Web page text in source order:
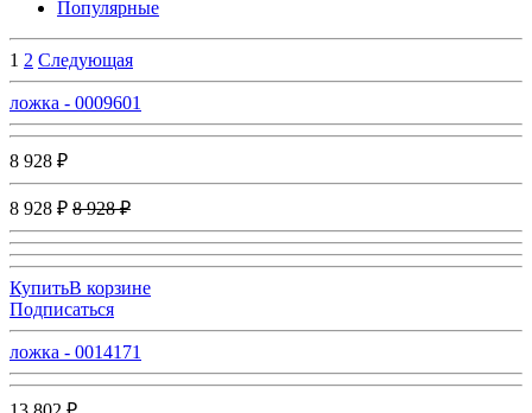
Популярные
1 2 Следующая
ложка - 0009601
8 928 ₽
8 928 ₽ 8 928 ₽
КупитьВ корзине
Подписаться
ложка - 0014171